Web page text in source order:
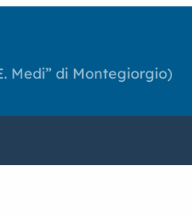
Medi” di Montegiorgio)